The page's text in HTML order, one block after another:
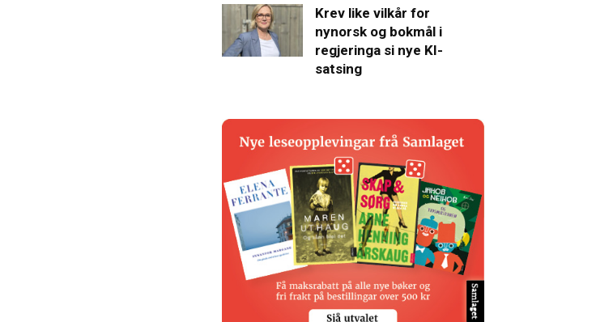
Krev like vilkår for
nynorsk og bokmål i
regjeringa si nye KI-
satsing